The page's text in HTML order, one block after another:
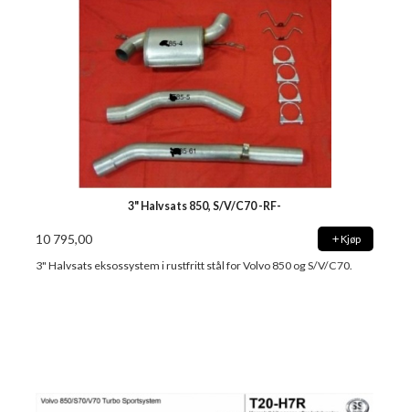
3" Halvsats 850, S/V/C70 -RF-
10 795,00 Kjøp
3" Halvsats eksossystem i rustfritt stål for Volvo 850 og S/V/C70.